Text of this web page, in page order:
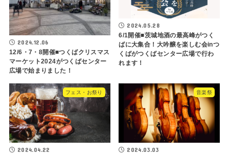
2024.12.06
12/6・7・8開催■つくばクリスマス
マーケット2024がつくばセンター
広場で始まりました！
2024.05.28
6/1開催■茨城地酒の最高峰がつく
ばに大集合！大吟醸を楽しむ会inつ
くばがつくばセンター広場で行わ
れます！
フェス・お祭り
2024.04.22
音楽祭
2024.03.03